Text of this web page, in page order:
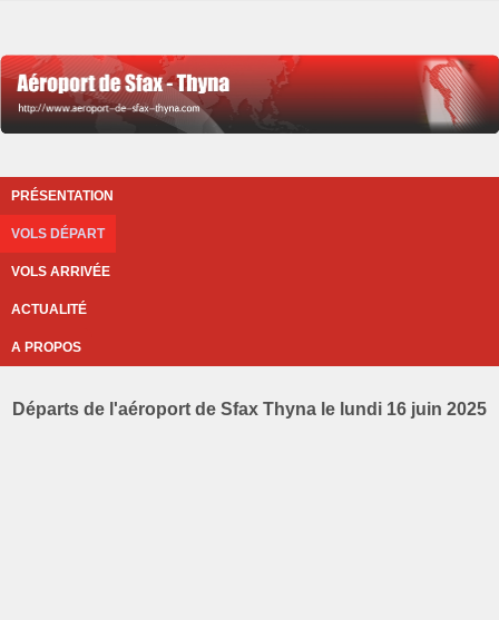
PRÉSENTATION
VOLS DÉPART
VOLS ARRIVÉE
ACTUALITÉ
A PROPOS
Départs de l'aéroport de Sfax Thyna le lundi 16 juin 2025